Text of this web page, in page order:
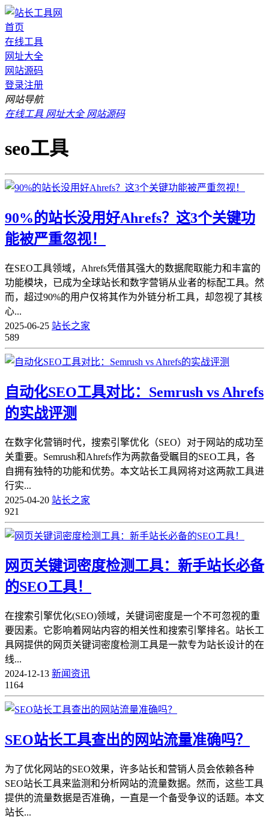
首页
在线工具
网址大全
网站源码
登录注册
网站导航
在线工具 网址大全 网站源码
seo工具
90%的站长没用好Ahrefs？这3个关键功
能被严重忽视！
在SEO工具领域，Ahrefs凭借其强大的数据爬取能力和丰富的
功能模块，已成为全球站长和数字营销从业者的标配工具。然
而，超过90%的用户仅将其作为外链分析工具，却忽视了其核
心...
2025-06-25 站长之家
589
自动化SEO工具对比：Semrush vs Ahrefs
的实战评测
在数字化营销时代，搜索引擎优化（SEO）对于网站的成功至
关重要。Semrush和Ahrefs作为两款备受瞩目的SEO工具，各
自拥有独特的功能和优势。本文站长工具网将对这两款工具进
行实...
2025-04-20 站长之家
921
网页关键词密度检测工具：新手站长必备
的SEO工具！
在搜索引擎优化(SEO)领域，关键词密度是一个不可忽视的重
要因素。它影响着网站内容的相关性和搜索引擎排名。站长工
具网提供的网页关键词密度检测工具是一款专为站长设计的在
线...
2024-12-13 新闻资讯
1164
SEO站长工具查出的网站流量准确吗？
为了优化网站的SEO效果，许多站长和营销人员会依赖各种
SEO站长工具来监测和分析网站的流量数据。然而，这些工具
提供的流量数据是否准确，一直是一个备受争议的话题。本文
站长...